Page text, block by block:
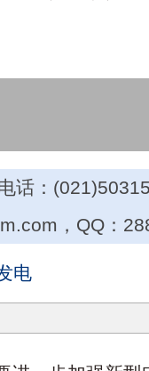
：
，QQ：
电